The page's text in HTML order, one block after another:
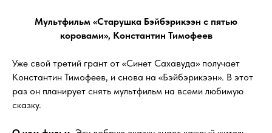
Мультфильм «Старушка Бэйбэрикээн с пятью
коровами», Константин Тимофеев
Уже свой третий грант от «Синет Сахавуда» получает
Константин Тимофеев, и снова на «Бэйбэрикээн». В этот
раз он планирует снять мультфильм на всеми любимую
сказку.